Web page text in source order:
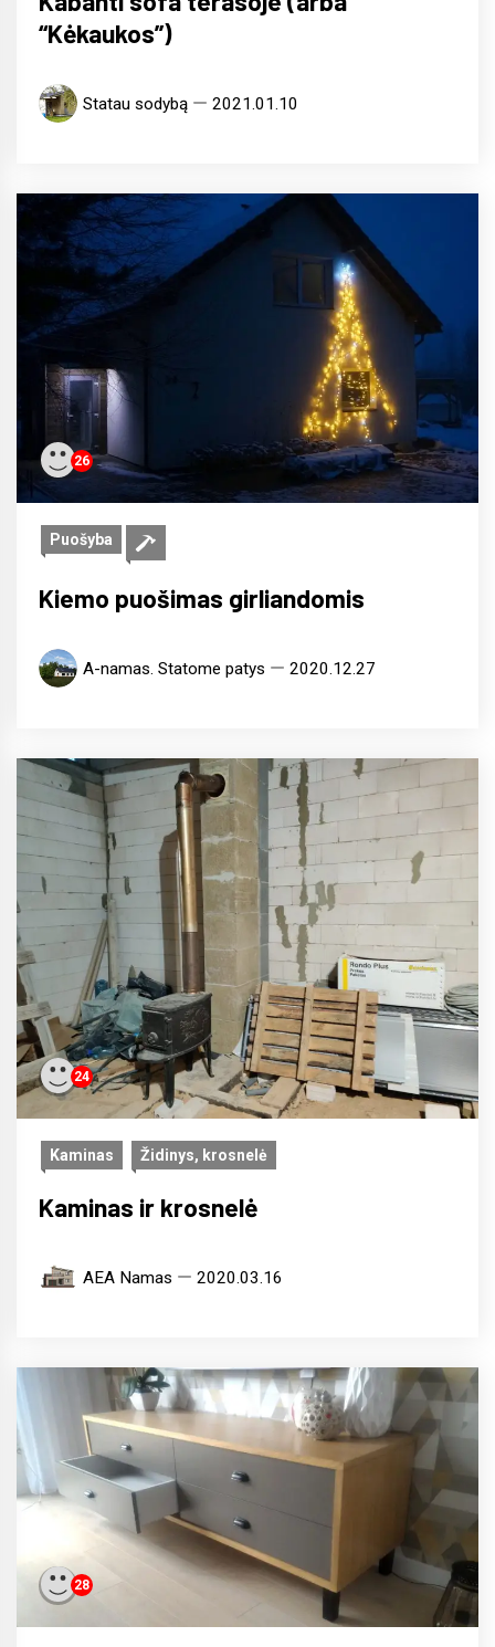
“Kėkaukos”)
Statau sodybą 2021.01.10
26
Puošyba
Kiemo puošimas girliandomis
A-namas. Statome patys 2020.12.27
24
Kaminas Židinys, krosnelė
Kaminas ir krosnelė
AEA Namas 2020.03.16
28